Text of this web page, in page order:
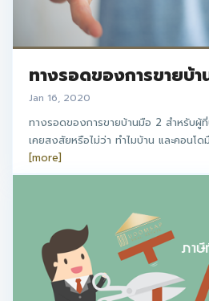
ทางรอดของการขายบ้
Jan 16, 2020
ทางรอดของการขายบ้านมือ 2 สำหรับผู้
เคยสงสัยหรือไม่ว่า ทำไมบ้าน และคอนโ
[more]